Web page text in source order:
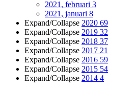
2021, februari 3
2021, januari 8
Expand/Collapse 2020 69
Expand/Collapse 2019 32
Expand/Collapse 2018 37
Expand/Collapse 2017 21
Expand/Collapse 2016 59
Expand/Collapse 2015 54
Expand/Collapse 2014 4